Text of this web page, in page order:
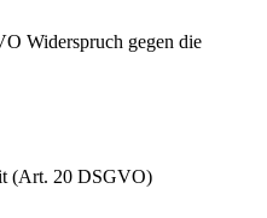
Widerspruch gegen die
(Art. 20 DSGVO)